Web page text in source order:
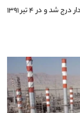
فهرست شرکت‌های پذیرفته‌شده بورس اوراق بهادار درج شد و در ۴ تیر ۱۳۹۱